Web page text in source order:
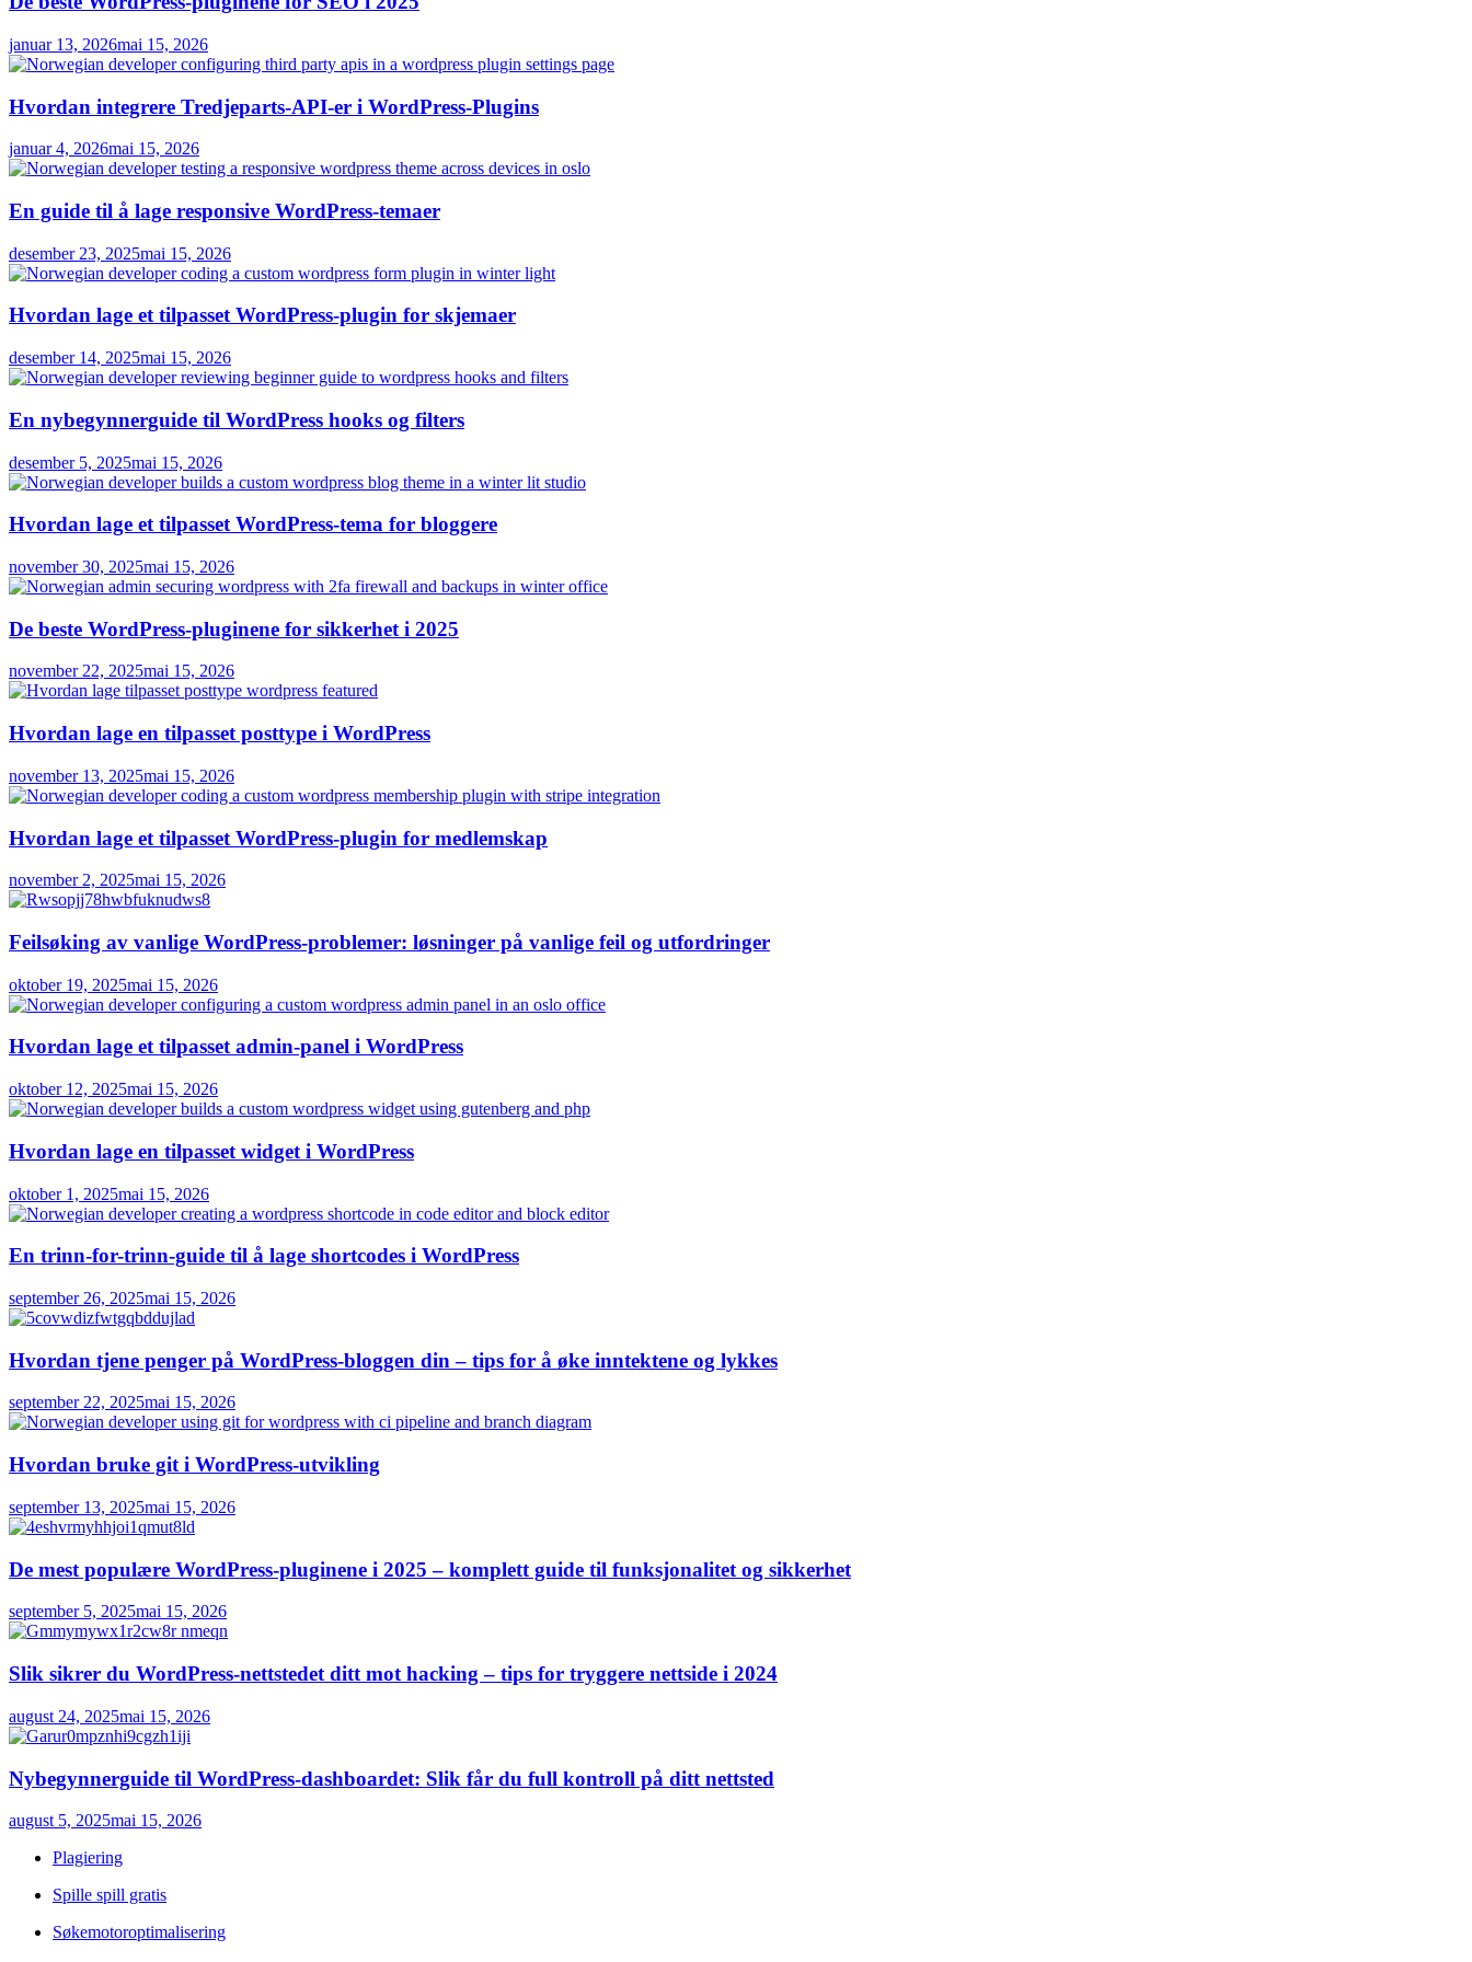
januar 13, 2026mai 15, 2026
Hvordan integrere Tredjeparts-API-er i WordPress-Plugins
januar 4, 2026mai 15, 2026
En guide til å lage responsive WordPress-temaer
desember 23, 2025mai 15, 2026
Hvordan lage et tilpasset WordPress-plugin for skjemaer
desember 14, 2025mai 15, 2026
En nybegynnerguide til WordPress hooks og filters
desember 5, 2025mai 15, 2026
Hvordan lage et tilpasset WordPress-tema for bloggere
november 30, 2025mai 15, 2026
De beste WordPress-pluginene for sikkerhet i 2025
november 22, 2025mai 15, 2026
Hvordan lage en tilpasset posttype i WordPress
november 13, 2025mai 15, 2026
Hvordan lage et tilpasset WordPress-plugin for medlemskap
november 2, 2025mai 15, 2026
Feilsøking av vanlige WordPress-problemer: løsninger på vanlige feil og utfordringer
oktober 19, 2025mai 15, 2026
Hvordan lage et tilpasset admin-panel i WordPress
oktober 12, 2025mai 15, 2026
Hvordan lage en tilpasset widget i WordPress
oktober 1, 2025mai 15, 2026
En trinn-for-trinn-guide til å lage shortcodes i WordPress
september 26, 2025mai 15, 2026
Hvordan tjene penger på WordPress-bloggen din – tips for å øke inntektene og lykkes
september 22, 2025mai 15, 2026
Hvordan bruke git i WordPress-utvikling
september 13, 2025mai 15, 2026
De mest populære WordPress-pluginene i 2025 – komplett guide til funksjonalitet og sikkerhet
september 5, 2025mai 15, 2026
Slik sikrer du WordPress-nettstedet ditt mot hacking – tips for tryggere nettside i 2024
august 24, 2025mai 15, 2026
Nybegynnerguide til WordPress-dashboardet: Slik får du full kontroll på ditt nettsted
august 5, 2025mai 15, 2026
Plagiering
Spille spill gratis
Søkemotoroptimalisering